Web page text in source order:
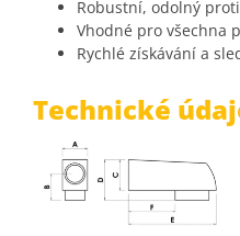
Robustní, odolný
Vhodné pro všechna
Rychlé získávání a
Technické